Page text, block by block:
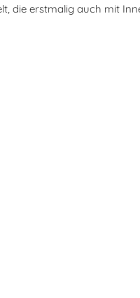
die erstmalig auch mit